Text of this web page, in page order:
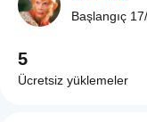
Başlangıç
5
Ücretsiz yüklemeler